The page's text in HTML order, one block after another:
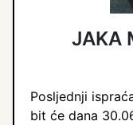
JAKA
Posljednji
bit će dana